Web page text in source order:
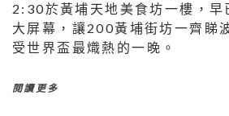
2:30於黃埔天地美食坊一樓，早
大屏幕，讓200黃埔街坊一齊睇
受世界盃最熾熱的一晚。
閱讀更多